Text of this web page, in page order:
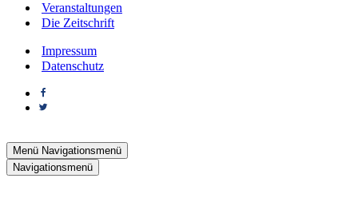
Veranstaltungen
Die Zeitschrift
Impressum
Datenschutz
Menü Navigationsmenü
Navigationsmenü